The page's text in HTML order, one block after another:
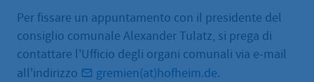
Per fissare un appuntamento con il presidente del
consiglio comunale Alexander Tulatz, si prega di
contattare l'Ufficio degli organi comunali via e-mail
all'indirizzo
gremien(at)hofheim.de.